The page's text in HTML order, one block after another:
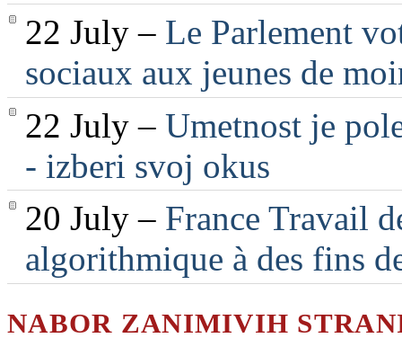
22 July – Le Parlement
sociaux aux jeunes de
22 July – Umetnost je
- izberi svoj okus
20 July – France Travail
algorithmique à des fins
NABOR ZANIMIVIH